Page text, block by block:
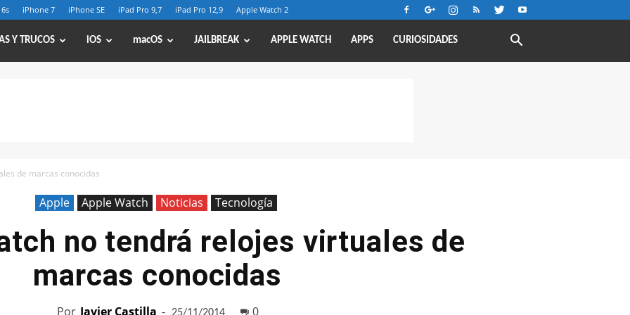
iPhone 7 iPhone SE iPad Pro 9,7 iPad Pro 12,9 Apple Watch 2
Y TRUCOS iOS macOS JAILBREAK APPLE WATCH APPS CURIOSIDADES
de marcas conocidas
Apple Apple Watch Noticias Tecnología
no tendrá relojes virtuales de
marcas conocidas
Por Javier Castilla - 0